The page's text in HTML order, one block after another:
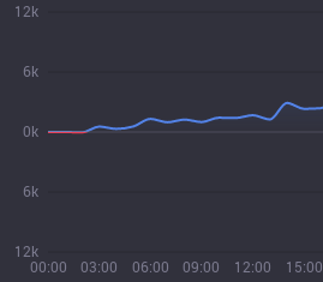
00:00 03:00 06:00 09:00 12:00 15:00
12k
6k
0k
6k
12k